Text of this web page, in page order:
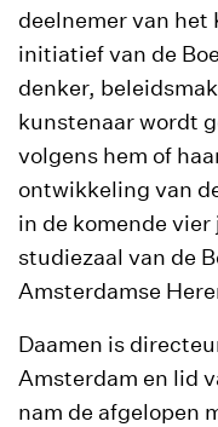
deelnemer van
initiatief van de
denker,
kunstenaar wordt
volgens hem of
ontwikkeling van
in de komende
studiezaal van de
Amsterdamse
Daamen is
Amsterdam en lid
nam de afgelopen